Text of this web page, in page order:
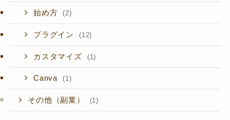
始め方 (2)
プラグイン (12)
カスタマイズ (1)
Canva (1)
その他（副業） (1)